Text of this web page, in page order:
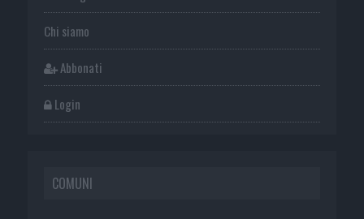
Chi siamo
Abbonati
Login
COMUNI